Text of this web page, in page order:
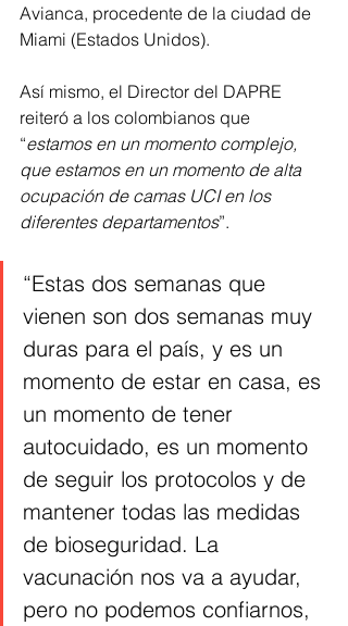
Avianca, procedente de la ciudad de
Miami (Estados Unidos).
Así mismo, el Director del DAPRE
reiteró a los colombianos que
“estamos en un momento complejo,
que estamos en un momento de alta
ocupación de camas UCI en los
diferentes departamentos”.
“Estas dos semanas que
vienen son dos semanas muy
duras para el país, y es un
momento de estar en casa, es
un momento de tener
autocuidado, es un momento
de seguir los protocolos y de
mantener todas las medidas
de bioseguridad. La
vacunación nos va a ayudar,
pero no podemos confiarnos,